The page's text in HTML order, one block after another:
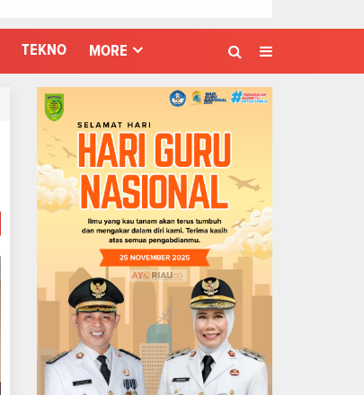
TEKNO MORE